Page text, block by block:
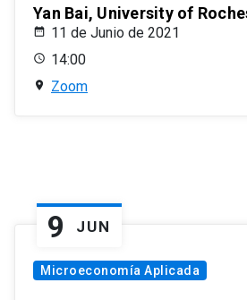
Yan Bai, University of
11 de Junio de 2021
14:00
Zoom
9 JUN
Microeconomía Aplicada